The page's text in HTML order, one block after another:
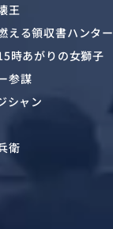
王
える領収書ハンター
時あがりの女獅子
参謀
シャン
衛